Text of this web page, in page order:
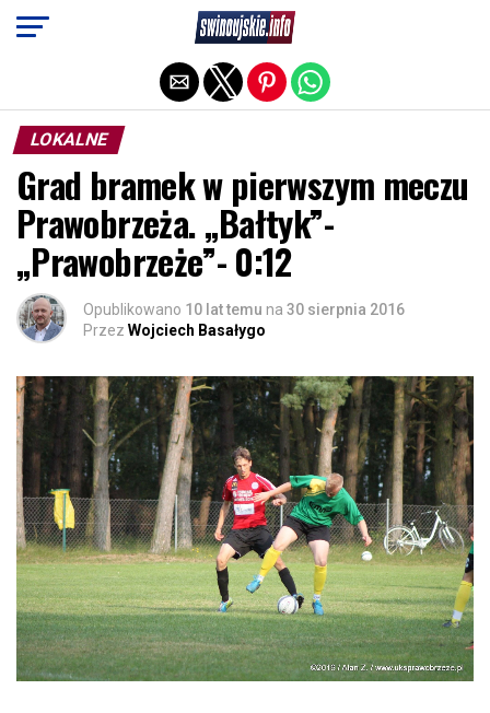
LOKALNE
Grad bramek w pierwszym meczu
Prawobrzeża. „Bałtyk”-
„Prawobrzeże”- 0:12
Opublikowano 10 lat temu na 30 sierpnia 2016
Przez Wojciech Basałygo
Exit mobile version